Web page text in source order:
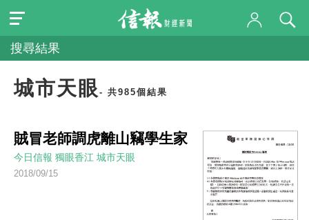
搜尋結果
城市天眼 - 共985個結果
賊冒老師調虎離山竊學生家
今日信報 獨眼香江 城市天眼
2018/09/15